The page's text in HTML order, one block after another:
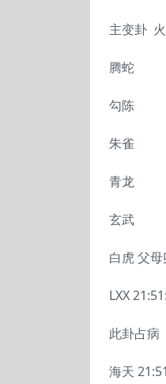
主变卦
腾蛇
勾陈 ━
朱雀
青龙
玄武
白虎 父
LXX
此卦占病
海天